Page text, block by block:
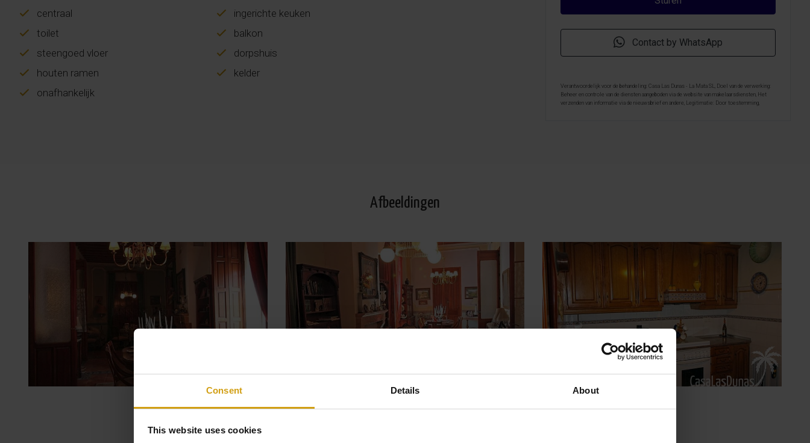
Consent Details About
This website uses cookies
centraal
ingerichte keuken
toilet
balkon
steengoed vloer
dorpshuis
houten ramen
kelder
onafhankelijk
Contact by WhatsApp
Verantwoordelijk voor de behandeling: Casa Las Dunas - La Mata SL, Doel van de verwerking:
Beheer en controle van de diensten aangeboden via de website van makelaarsdiensten, Het
verzenden van informatie via de nieuwsbrief en andere, Legitimatie: Door toestemming,
Afbeeldingen